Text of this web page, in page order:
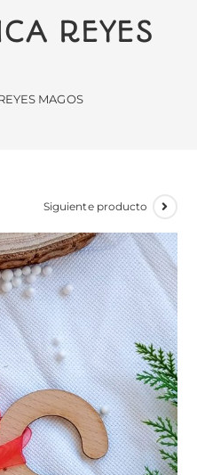
REYES
MAGOS
Siguiente producto